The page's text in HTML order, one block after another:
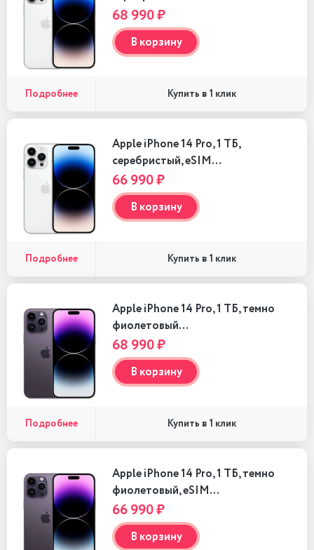
68 990 ₽
В корзину
Подробнее Купить в 1 клик
Apple iPhone 14 Pro, 1 ТБ,
серебристый, eSIM…
66 990 ₽
В корзину
Подробнее Купить в 1 клик
Apple iPhone 14 Pro, 1 ТБ, темно
фиолетовый…
68 990 ₽
В корзину
Подробнее Купить в 1 клик
Apple iPhone 14 Pro, 1 ТБ, темно
фиолетовый, eSIM…
66 990 ₽
В корзину